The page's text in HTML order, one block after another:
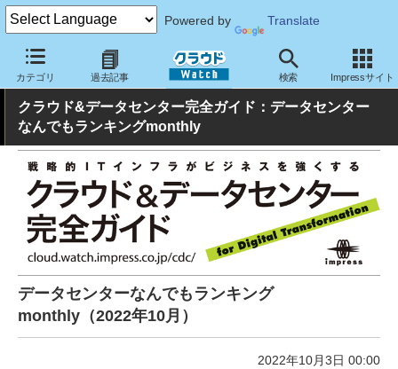
Powered by Translate
カテゴリ 過去記事 検索 Impressサイト
クラウド Watch ハード・インフラ データセンター
クラウド&データセンター完全ガイド：データセンター
なんでもランキングmonthly
データセンターなんでもランキング
monthly（2022年10月）
2022年10月3日 00:00